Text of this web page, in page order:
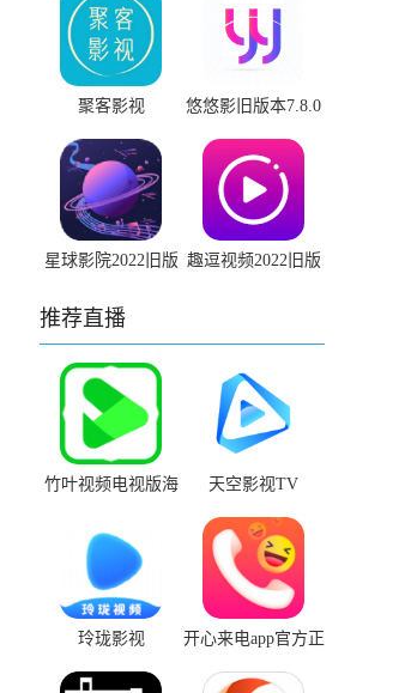
装
聚客影视 悠悠影旧版本7.8.0
星球影院2022旧版 趣逗视频2022旧版
推荐直播
竹叶视频电视版海
天空影视TV
玲珑影视
开心来电app官方正
版下载链接